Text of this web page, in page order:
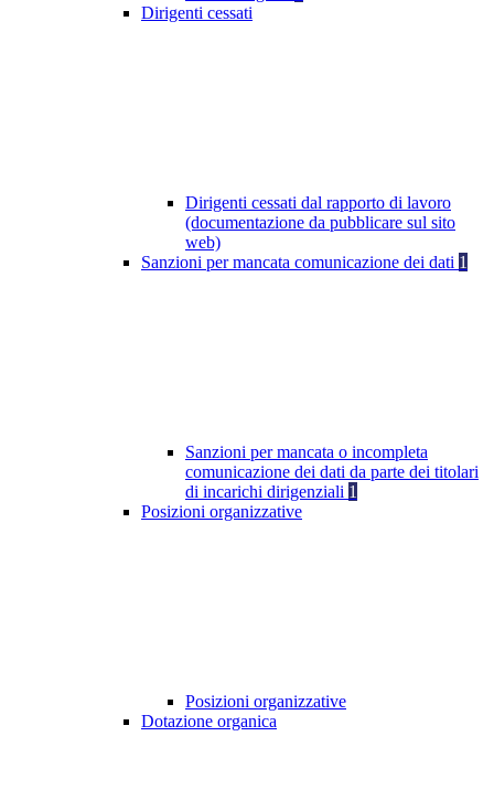
Dirigenti cessati
Dirigenti cessati dal rapporto di lavoro
(documentazione da pubblicare sul sito
web)
Sanzioni per mancata comunicazione dei dati 1
Sanzioni per mancata o incompleta
comunicazione dei dati da parte dei titolari
di incarichi dirigenziali 1
Posizioni organizzative
Posizioni organizzative
Dotazione organica